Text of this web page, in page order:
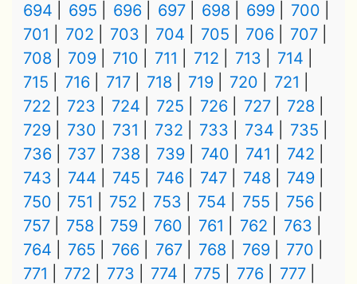
694
695 696 697 698 699
700
701
702 703 704 705 706
707
708
709 710 711 712 713
714
715
716 717 718 719 720
721
722
723 724 725 726 727
728
729
730 731 732 733 734
735
736
737 738 739 740 741
742
743
744 745 746 747 748
749
750
751 752 753 754 755
756
757
758 759 760 761 762
763
764
765 766 767 768 769
770
771
772 773 774 775 776
777